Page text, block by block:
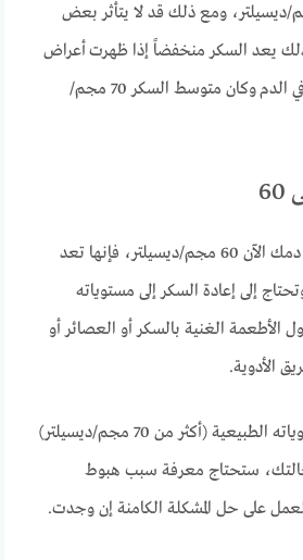
لديه أقل من 70 مجم/ديسيلتر، ومع ذلك قد لا يتأثر بعض
يعد السكر منخفضاً إذا ظهرت أعراض
هبوط السكر (الجلوكوز) في الدم وكان متوسط السكر 70 مجم/
إذا كان متوسط السكر في دمك الآن 60 مجم/ديسيلتر، فإنها تعد
إلى إعادة السكر إلى مستوياته
الأطعمة الغنية بالسكر أو العصائر أو
الأدوية.
بعد عودة السكر إلى مستوياته الطبيعية (أكثر من 70 مجم/ديسيلتر)
حالتك، ستحتاج معرفة سبب هبوط
على حل المشكلة الكامنة إن وجدت.